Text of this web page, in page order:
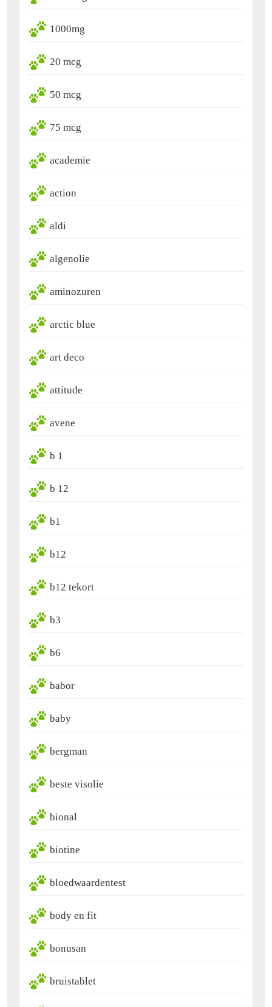
1000mg
20 mcg
50 mcg
75 mcg
academie
action
aldi
algenolie
aminozuren
arctic blue
art deco
attitude
avene
b 1
b 12
b1
b12
b12 tekort
b3
b6
babor
baby
bergman
beste visolie
bional
biotine
bloedwaardentest
body en fit
bonusan
bruistablet